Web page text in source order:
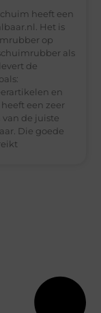
heeft een
Het is
op
als
de
en
een zeer
de juiste
Die goede